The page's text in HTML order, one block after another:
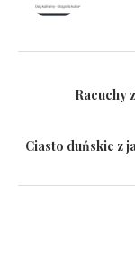
Racuchy
Ciasto duńskie z